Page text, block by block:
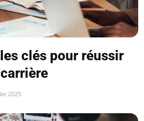
clés pour réussir
2025